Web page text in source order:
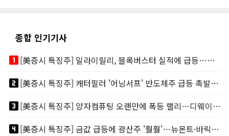
종합 인기기사
looks_one
[美증시 특징주] 일라이릴리, 블록버스터 실적에 급등…마운자로 매출 폭발
looks_two
[美증시 특징주] 캐터필러 '어닝서프' 반도체주 급등 촉발…"AI 데이터센터 건설 강력"
looks_3
[美증시 특징주] 양자컴퓨팅 오랜만에 폭등 랠리…디웨이브·아이온큐 주도
looks_4
[美증시 특징주] 금값 급등에 광산주 '훨훨'…뉴몬트·바릭마이닝 주도